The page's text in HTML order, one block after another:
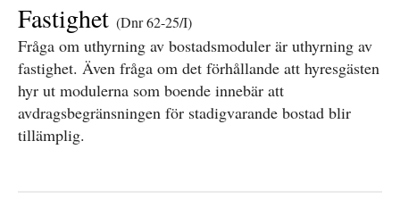
Fastighet (Dnr 62-25/I)
Fråga om uthyrning av bostadsmoduler är uthyrning av
fastighet. Även fråga om det förhållande att hyresgästen
hyr ut modulerna som boende innebär att
avdragsbegränsningen för stadigvarande bostad blir
tillämplig.